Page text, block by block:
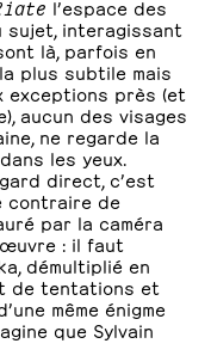
l’espace des
interagissant
là, parfois en
plus subtile mais
exceptions près (et
aucun des visages
ne regarde la
les yeux.
direct, c’est
contraire de
par la caméra
: il faut
démultiplié en
de tentations et
même énigme
que Sylvain